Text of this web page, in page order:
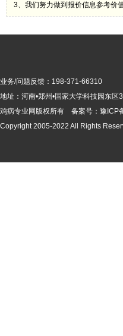
3、我们努力做到报价信息参考价
业务/问题反馈：198-371-66310
地址：河南•郑州•国家大学科技园东区
鸡病专业网版权所有 备案号： 豫ICP
Copyright 2005-2022 All Rights